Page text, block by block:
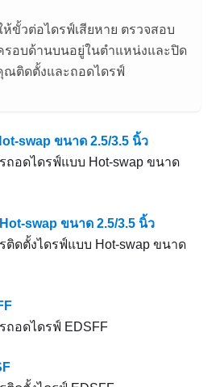
ห้ขั้วต่อไดรฟ์เสียหาย ตรวจสอบ
รอบด้านบนอยู่ในตำแหน่งและปิด
ติดตั้งและถอดไดรฟ์
swap ขนาด 2.5/3.5 นิ้ว
อดไดรฟ์แบบ Hot-swap ขนาด
swap ขนาด 2.5/3.5 นิ้ว
ดตั้งไดรฟ์แบบ Hot-swap ขนาด
อดไดรฟ์ EDSFF